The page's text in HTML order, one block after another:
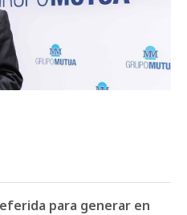
para generar en